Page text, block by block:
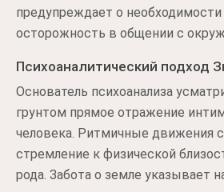
предупреждает о необходимости
осторожность в общении с
Психоаналитический подход
Основатель психоанализа
грунтом прямое отражение
человека. Ритмичные движения
стремление к физической
рода. Забота о земле указывает